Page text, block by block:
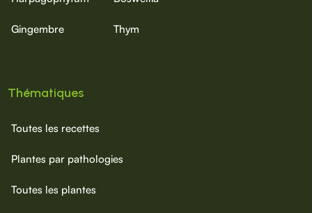
Gingembre Thym
Thématiques
Toutes les recettes
Plantes par pathologies
Toutes les plantes